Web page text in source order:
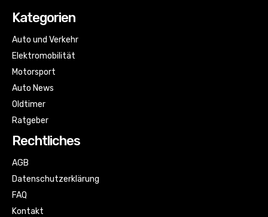
Kategorien
Auto und Verkehr
Elektromobilität
Motorsport
Auto News
Oldtimer
Ratgeber
Rechtliches
AGB
Datenschutzerklärung
FAQ
Kontakt